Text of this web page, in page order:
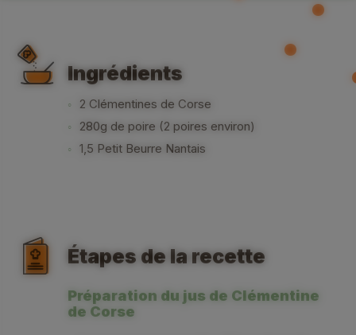
Ingrédients
2 Clémentines de Corse
280g de poire (2 poires environ)
1,5 Petit Beurre Nantais
Étapes de la recette
Préparation du jus de Clémentine
de Corse